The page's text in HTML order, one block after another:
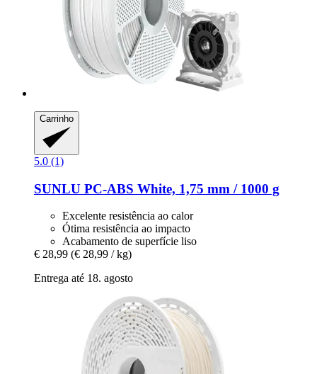
Carrinho
5.0 (1)
SUNLU PC-​ABS White, 1,75 mm / 1000 g
Excelente resistência ao calor
Ótima resistência ao impacto
Acabamento de superfície liso
€ 28,99 (€ 28,99 / kg)
Entrega até 18. agosto